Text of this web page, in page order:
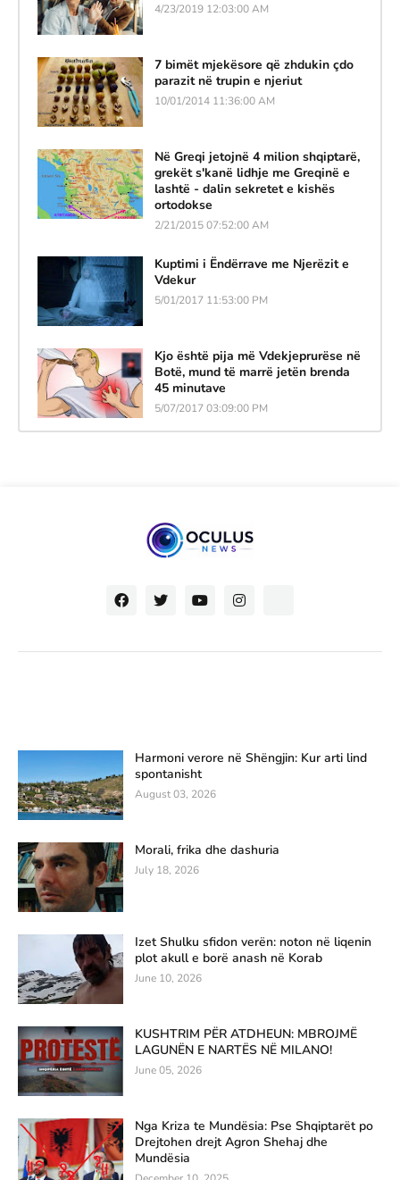
4/23/2019 12:03:00 AM
7 bimët mjekësore që zhdukin çdo
parazit në trupin e njeriut
10/01/2014 11:36:00 AM
Në Greqi jetojnë 4 milion shqiptarë,
grekët s'kanë lidhje me Greqinë e
lashtë - dalin sekretet e kishës
ortodokse
2/21/2015 07:52:00 AM
Kuptimi i Ëndërrave me Njerëzit e
Vdekur
5/01/2017 11:53:00 PM
Kjo është pija më Vdekjeprurëse në
Botë, mund të marrë jetën brenda
45 minutave
5/07/2017 03:09:00 PM
Harmoni verore në Shëngjin: Kur arti lind
spontanisht
August 03, 2026
Morali, frika dhe dashuria
July 18, 2026
Izet Shulku sfidon verën: noton në liqenin
plot akull e borë anash në Korab
June 10, 2026
KUSHTRIM PËR ATDHEUN: MBROJMË
LAGUNËN E NARTËS NË MILANO!
June 05, 2026
Nga Kriza te Mundësia: Pse Shqiptarët po
Drejtohen drejt Agron Shehaj dhe
Mundësia